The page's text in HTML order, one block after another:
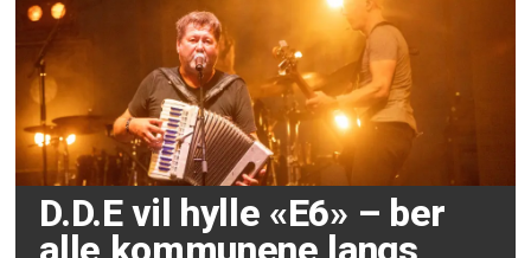
D.D.E vil hylle «E6» – ber